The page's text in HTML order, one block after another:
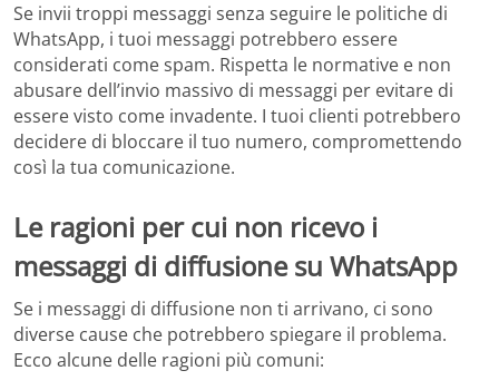
Se invii troppi messaggi senza seguire le politiche di
WhatsApp, i tuoi messaggi potrebbero essere
considerati come spam. Rispetta le normative e non
abusare dell’invio massivo di messaggi per evitare di
essere visto come invadente. I tuoi clienti potrebbero
decidere di bloccare il tuo numero, compromettendo
così la tua comunicazione.
Le ragioni per cui non ricevo i
messaggi di diffusione su WhatsApp
Se i messaggi di diffusione non ti arrivano, ci sono
diverse cause che potrebbero spiegare il problema.
Ecco alcune delle ragioni più comuni: